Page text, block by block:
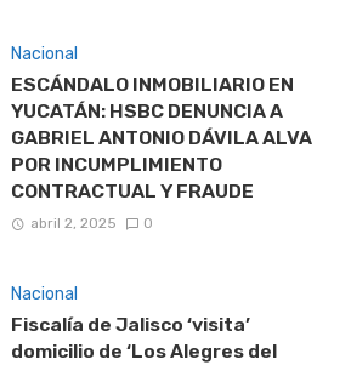
Nacional
ESCÁNDALO INMOBILIARIO EN
YUCATÁN: HSBC DENUNCIA A
GABRIEL ANTONIO DÁVILA ALVA
POR INCUMPLIMIENTO
CONTRACTUAL Y FRAUDE
abril 2, 2025 0
Nacional
Fiscalía de Jalisco ‘visita’
domicilio de ‘Los Alegres del